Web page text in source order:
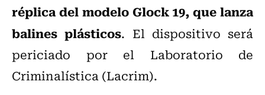
réplica del modelo Glock 19, que lanza
balines plásticos. El dispositivo será
periciado por el Laboratorio de
Criminalística (Lacrim).